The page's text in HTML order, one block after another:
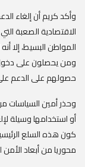
وأكد كريم أن إلغاء
الاقتصادية الصعبة
المواطن البسيط، إلا
ومن يحصلون على دخول
حصولهم على الدعم
وحذر أمين السياسات
أو استخدامها وسيلة
كون هذه السلع
محوريا من أبعاد